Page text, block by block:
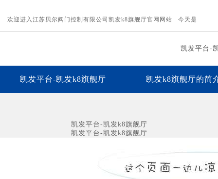
欢迎进入江苏贝尔阀门控制有限公司凯发k8旗舰厅官网网站 今天是
凯发平台-
凯发平台-凯发k8旗舰厅 凯发k8旗舰厅的简
凯发平台-凯发k8旗舰厅
凯发平台-凯发k8旗舰厅